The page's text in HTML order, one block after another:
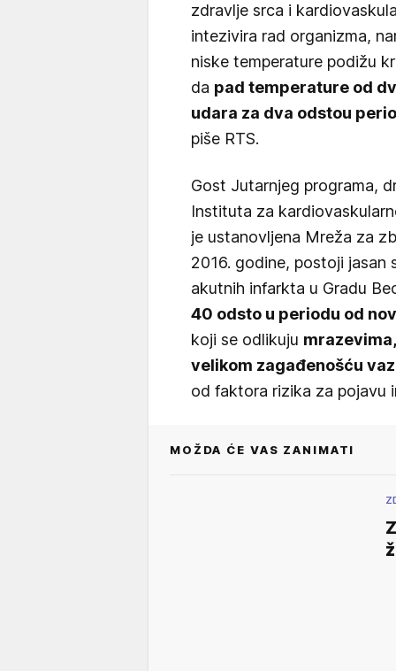
zdravlje srca i
intezivira rad organizma,
niske temperature podižu
da pad temperature od
udara za dva odstou
piše RTS.
Gost Jutarnjeg programa,
Instituta za
je ustanovljena Mreža za
2016. godine, postoji
akutnih infarkta u Gradu
40 odsto u periodu od
koji se odlikuju
velikom zagađenošću
od faktora rizika za pojavu
MOŽDA ĆE VAS ZANIMATI